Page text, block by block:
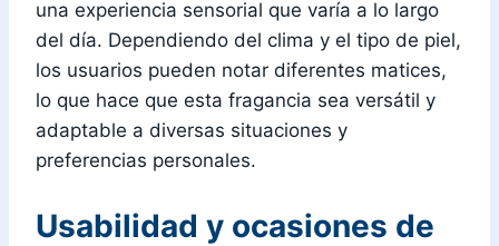
una experiencia sensorial que varía a lo largo
del día. Dependiendo del clima y el tipo de piel,
los usuarios pueden notar diferentes matices,
lo que hace que esta fragancia sea versátil y
adaptable a diversas situaciones y
preferencias personales.
Usabilidad y ocasiones de